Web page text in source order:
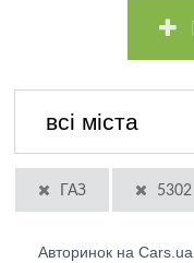
ГАЗ 5302
Авторинок на Cars.ua